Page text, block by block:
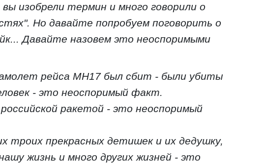
изобрели термин и много говорили о
Но давайте попробуем поговорить о
Давайте назовем это неоспоримыми
рейса МН17 был сбит - были убиты
- это неоспоримый факт.
ракетой - это неоспоримый
троих прекрасных детишек и их дедушку,
жизнь и много других жизней - это